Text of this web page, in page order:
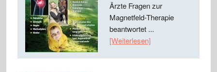
Ärzte Fragen zur
Magnetfeld-Therapie
beantwortet ...
[Weiterlesen]